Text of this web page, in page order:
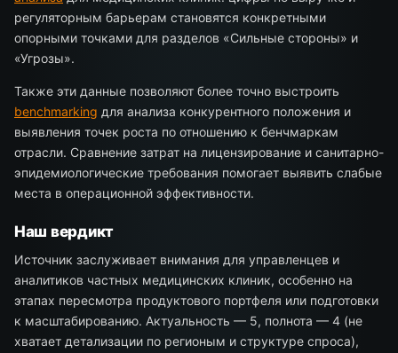
регуляторным барьерам становятся конкретными
опорными точками для разделов «Сильные стороны» и
«Угрозы».
Также эти данные позволяют более точно выстроить
benchmarking для анализа конкурентного положения и
выявления точек роста по отношению к бенчмаркам
отрасли. Сравнение затрат на лицензирование и санитарно-
эпидемиологические требования помогает выявить слабые
места в операционной эффективности.
Наш вердикт
Источник заслуживает внимания для управленцев и
аналитиков частных медицинских клиник, особенно на
этапах пересмотра продуктового портфеля или подготовки
к масштабированию. Актуальность — 5, полнота — 4 (не
хватает детализации по регионым и структуре спроса),